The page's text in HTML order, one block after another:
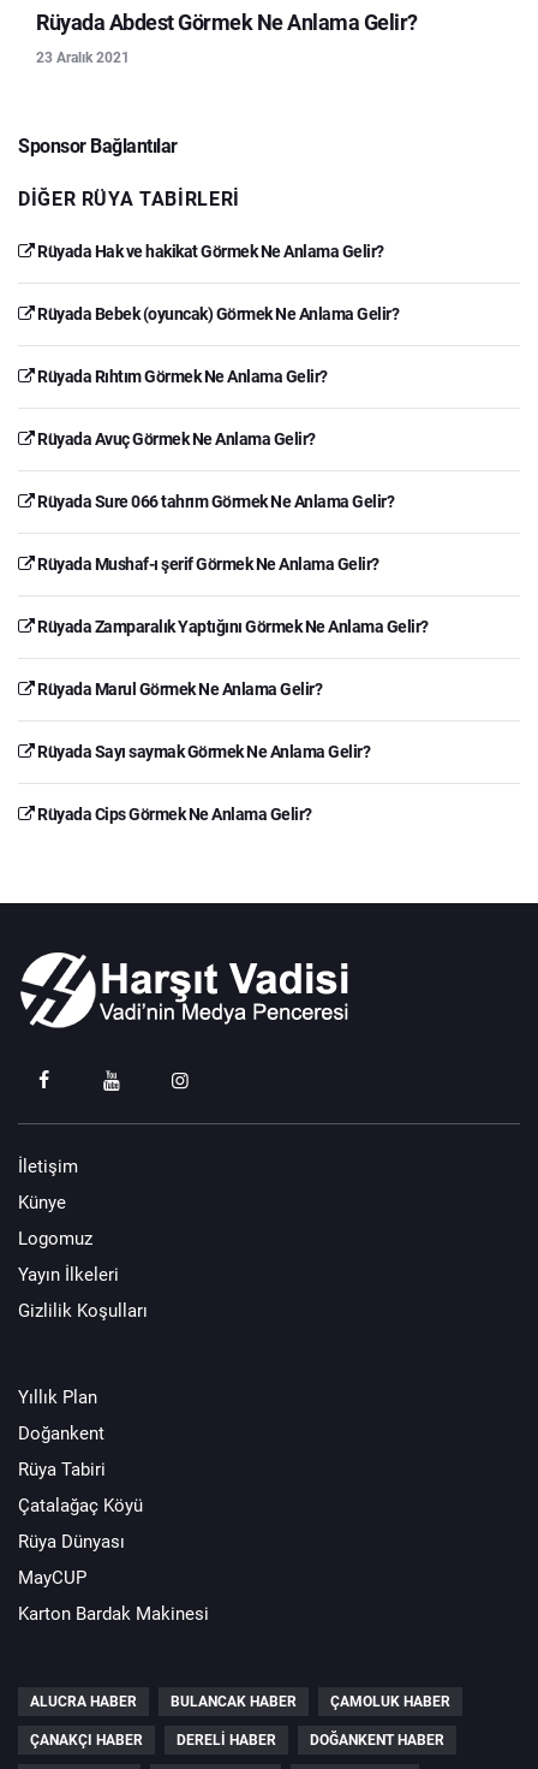
Rüyada Abdest Görmek Ne Anlama Gelir?
23 Aralık 2021
Sponsor Bağlantılar
DIĞER RÜYA TABIRLERI
Rüyada Hak ve hakikat Görmek Ne Anlama Gelir?
Rüyada Bebek (oyuncak) Görmek Ne Anlama Gelir?
Rüyada Rıhtım Görmek Ne Anlama Gelir?
Rüyada Avuç Görmek Ne Anlama Gelir?
Rüyada Sure 066 tahrım Görmek Ne Anlama Gelir?
Rüyada Mushaf-ı şerif Görmek Ne Anlama Gelir?
Rüyada Zamparalık Yaptığını Görmek Ne Anlama Gelir?
Rüyada Marul Görmek Ne Anlama Gelir?
Rüyada Sayı saymak Görmek Ne Anlama Gelir?
Rüyada Cips Görmek Ne Anlama Gelir?
İletişim
Künye
Logomuz
Yayın İlkeleri
Gizlilik Koşulları
Yıllık Plan
Doğankent
Rüya Tabiri
Çatalağaç Köyü
Rüya Dünyası
MayCUP
Karton Bardak Makinesi
ALUCRA HABER BULANCAK HABER ÇAMOLUK HABER
ÇANAKÇI HABER DERELI HABER DOĞANKENT HABER